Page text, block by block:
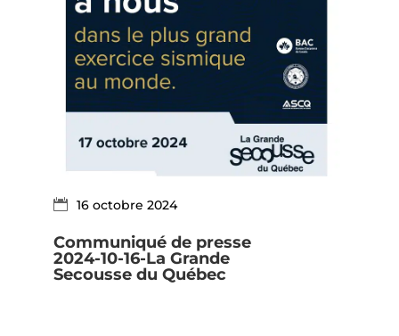
16 octobre 2024
Communiqué de presse
2024-10-16-La Grande
Secousse du Québec